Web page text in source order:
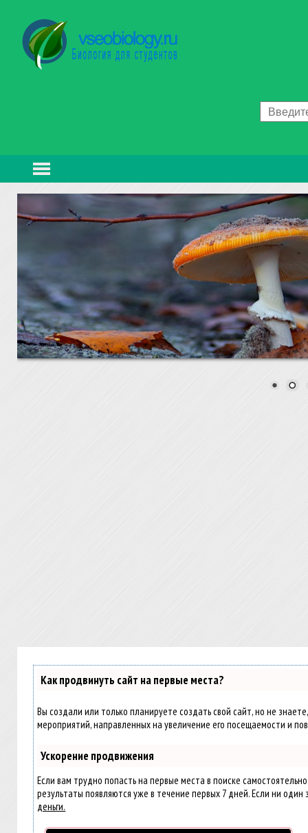
Как продвинуть сайт на первые места?
Вы создали или только планируете создать свой сайт, но не
мероприятий, направленных на увеличение его посещаемости и
Ускорение продвижения
Если вам трудно попасть на первые места в поиске
результаты появляются уже в течение первых 7 дней. Если ни
деньги.